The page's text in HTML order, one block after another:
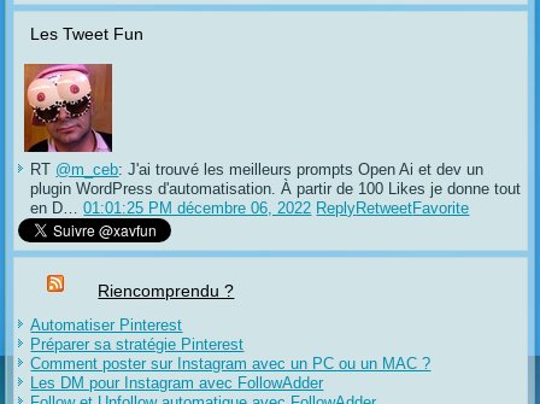
Les Tweet Fun
RT @m_ceb: J'ai trouvé les meilleurs prompts Open Ai et dev un
plugin WordPress d'automatisation. À partir de 100 Likes je donne tout
en D…
01:01:25 PM décembre 06, 2022 ReplyRetweetFavorite
Riencomprendu ?
Automatiser Pinterest
Préparer sa stratégie Pinterest
Comment poster sur Instagram avec un PC ou un MAC ?
Les DM pour Instagram avec FollowAdder